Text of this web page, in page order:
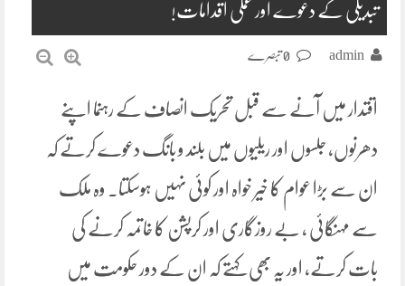
تبدیلی کے دعوے اور عملی اقدامات!
admin
اقتدار میں آنے سے قبل تحریک انصاف کے رہنما اپنے
دھرنوں، جلسوں اور ریلیوں میں بلند و بانگ دعوے کرتے کہ
ان سے بڑا عوام کا خیر خواہ اور کوئی نہیں ہوسکتا۔ وہ ملک
سے مہنگائی ، بے روزگاری اور کرپشن کا خاتمہ کرنے کی
بات کرتے، اور یہ بھی کہتے کہ ان کے دور حکومت میں